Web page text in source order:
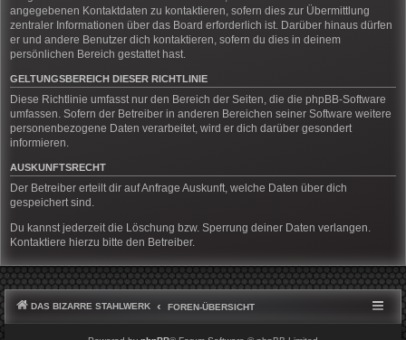
angegebenen Kontaktdaten zu kontaktieren, sofern dies zur Übermittlung
zentraler Informationen über das Board erforderlich ist. Darüber hinaus dürfen
er und andere Benutzer dich kontaktieren, sofern du dies in deinem
persönlichen Bereich gestattet hast.
GELTUNGSBEREICH DIESER RICHTLINIE
Diese Richtlinie umfasst nur den Bereich der Seiten, die die phpBB-Software
umfassen. Sofern der Betreiber in anderen Bereichen seiner Software weitere
personenbezogene Daten verarbeitet, wird er dich darüber gesondert
informieren.
AUSKUNFTSRECHT
Der Betreiber erteilt dir auf Anfrage Auskunft, welche Daten über dich
gespeichert sind.
Du kannst jederzeit die Löschung bzw. Sperrung deiner Daten verlangen.
Kontaktiere hierzu bitte den Betreiber.
DAS BIZARRE STAHLWERK FOREN-ÜBERSICHT